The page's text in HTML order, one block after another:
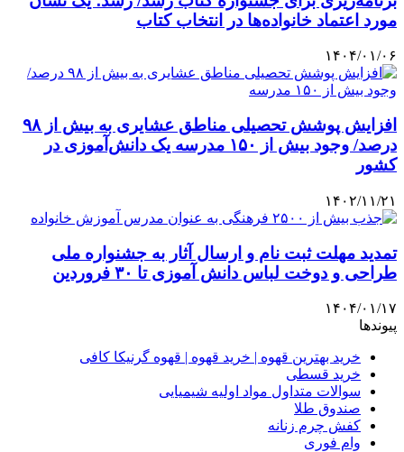
مورد اعتماد خانواده‌ها در انتخاب کتاب
۱۴۰۴/۰۱/۰۶
افزایش پوشش تحصیلی مناطق عشایری به بیش از ۹۸
درصد/ وجود بیش از ۱۵۰ مدرسه یک دانش‌آموزی در
کشور
۱۴۰۲/۱۱/۲۱
تمدید مهلت ثبت نام و ارسال آثار به جشنواره ملی
طراحی و دوخت لباس دانش آموزی تا ۳۰ فروردین
۱۴۰۴/۰۱/۱۷
پیوندها
خرید بهترین قهوه | خرید قهوه | قهوه گرنیکا کافی
خرید قسطی
سوالات متداول مواد اولیه شیمیایی
صندوق طلا
کفش چرم زنانه
وام فوری